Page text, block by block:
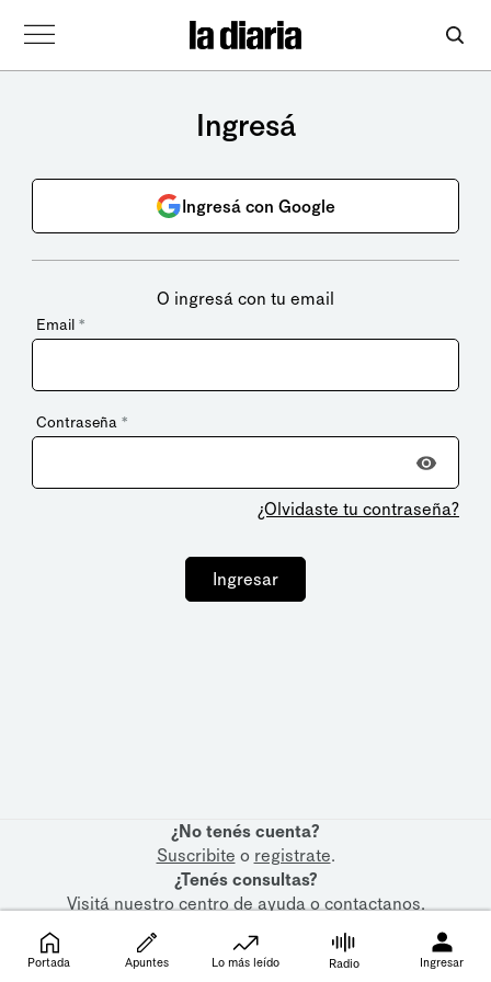
Ingresá
Ingresá con Google
O ingresá con tu email
Email *
Contraseña *
¿Olvidaste tu contraseña?
Ingresar
¿No tenés cuenta?
Suscribite o registrate.
¿Tenés consultas?
Visitá nuestrocentro de ayudaocontactanos.
Portada Apuntes Lo más leído Radio Ingresar